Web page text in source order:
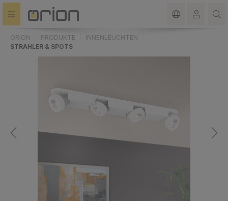
springen
ORION PRODUKTE
INNENLEUCHTEN
STRAHLER & SPOTS